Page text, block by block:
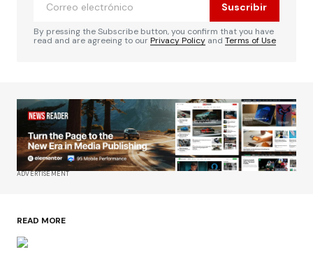
Suscribir
By pressing the Subscribe button, you confirm that you have
read and are agreeing to ourPrivacy Policy and Terms of Use
ADVERTISEMENT
READ MORE